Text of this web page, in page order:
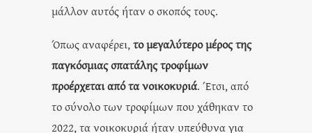
μάλλον αυτός ήταν ο σκοπός τους.
Όπως αναφέρει,το μεγαλύτερο μέρος της
παγκόσμιας σπατάλης τροφίμων
προέρχεται από τα νοικοκυριά. Έτσι, από
το σύνολο των τροφίμων που χάθηκαν το
2022, τα νοικοκυριά ήταν υπεύθυνα για